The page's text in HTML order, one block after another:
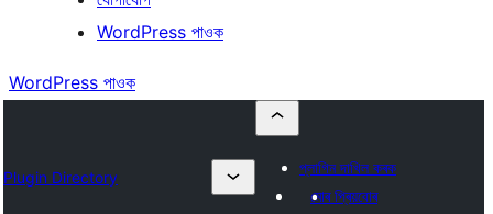
WordPress পাওক
WordPress পাওক
Plugin Directory
প্লাগিন দাখিল কৰক
মোৰ প্ৰিয়বোৰ